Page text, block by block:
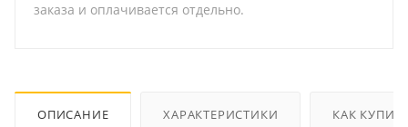
заказа и оплачивается отдельно.
ОПИСАНИЕ ХАРАКТЕРИСТИКИ КАК